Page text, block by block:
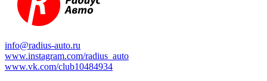
info@radius-auto.ru
www.instagram.com/radius_auto
www.vk.com/club10484934